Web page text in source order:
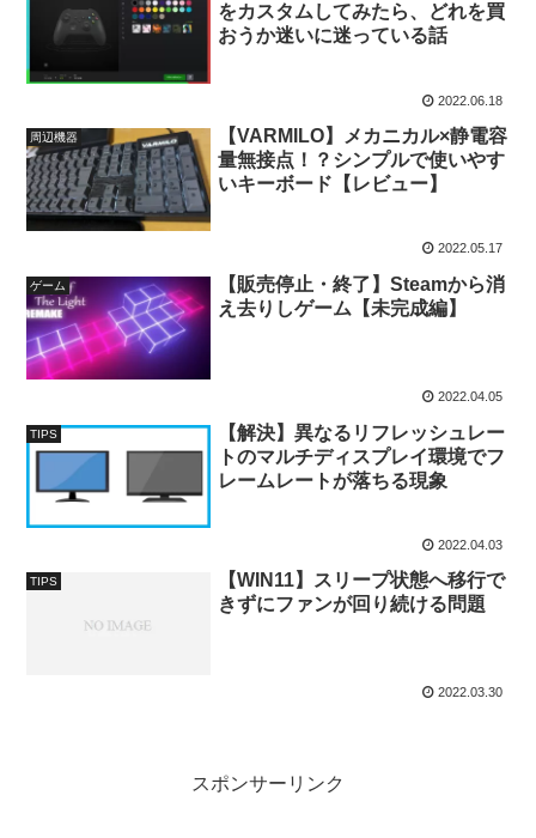
をカスタムしてみたら、どれを買
おうか迷いに迷っている話
2022.06.18
周辺機器
【VARMILO】メカニカル×静電容
量無接点！？シンプルで使いやす
いキーボード【レビュー】
2022.05.17
ゲーム
【販売停止・終了】Steamから消
え去りしゲーム【未完成編】
2022.04.05
TIPS
【解決】異なるリフレッシュレー
トのマルチディスプレイ環境でフ
レームレートが落ちる現象
2022.04.03
TIPS
【WIN11】スリープ状態へ移行で
きずにファンが回り続ける問題
2022.03.30
スポンサーリンク